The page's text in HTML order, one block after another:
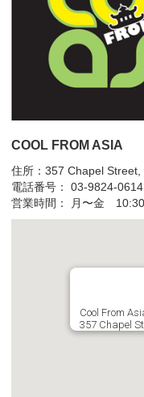
COOL FROM ASIA
住所：357 Chapel
電話番号： 03-9824-0614
営業時間： 月〜金
Cool From
357 Chapel